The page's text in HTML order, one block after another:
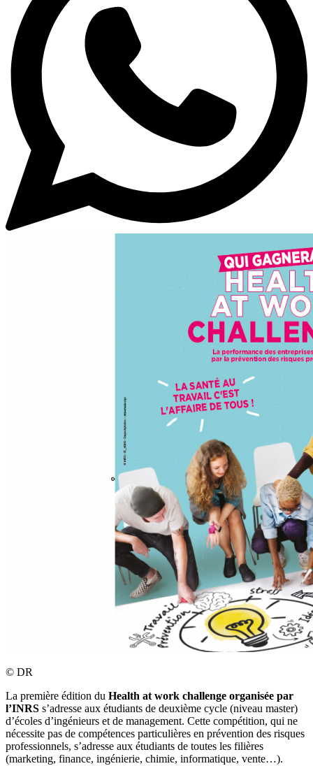
© DR
La première édition du Health at work challenge organisée par
l’INRS s’adresse aux étudiants de deuxième cycle (niveau master)
d’écoles d’ingénieurs et de management. Cette compétition, qui ne
nécessite pas de compétences particulières en prévention des risques
professionnels, s’adresse aux étudiants de toutes les filières
(marketing, finance, ingénierie, chimie, informatique, vente…).